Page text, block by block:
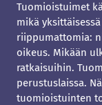
Tuomioistuimet
mikä
riippumattomia:
oikeus. Mikään
ratkaisuihin.
perustuslaissa.
tuomioistuinten